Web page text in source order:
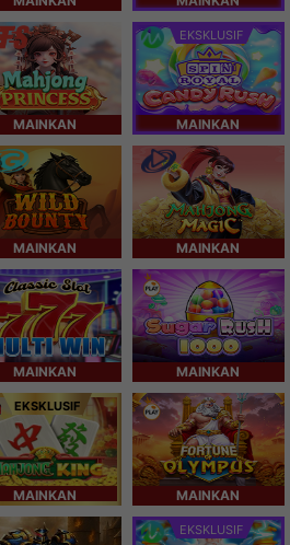
MAINKAN
EKSKLUSIF
MAINKAN
MAINKAN MAINKAN
MAINKAN MAINKAN
EKSKLUSIF
MAINKAN MAINKAN
EKSKLUSIF